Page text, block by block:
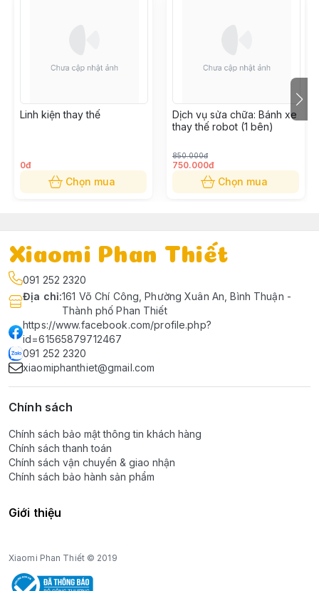
Linh kiện thay thế
0đ
Chọn mua
Dịch vụ sửa chữa: Bánh xe
thay thế robot (1 bên)
850.000đ
750.000đ
Chọn mua
Xiaomi Phan Thiết
091 252 2320
Địa chỉ:161 Võ Chí Công, Phường Xuân An, Bình Thuận -
Thành phố Phan Thiết
https://www.facebook.com/profile.php?
id=61565879712467
091 252 2320
xiaomiphanthiet@gmail.com
Chính sách
Chính sách bảo mật thông tin khách hàng
Chính sách thanh toán
Chính sách vận chuyển & giao nhận
Chính sách bảo hành sản phẩm
Giới thiệu
Xiaomi Phan Thiết © 2019